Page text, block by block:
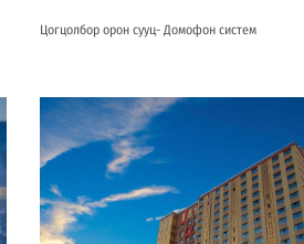
Цогцолбор орон сууц- Домофон систем